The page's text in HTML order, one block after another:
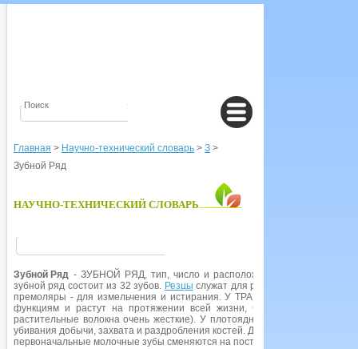
Главная > Научно-технический словарь > З >
Зубной Ряд
НАУЧНО-ТЕХНИЧЕСКИЙ СЛОВАРЬ
Зубной Ряд - ЗУБНОЙ РЯД, тип, число и расположение ЗУБОВ (см.
зубной ряд состоит из 32 зубов. Резцы служат для разрезания пищи,
премоляры - для измельчения и истирания. У ТРАВОЯДНЫХ животных
функциям и растут на протяжении всей жизни, чтобы
растительные волокна очень жесткие). У плотоядных имеется набор
убивания добычи, захвата и раздробления костей. Для плотоядных также
первоначальные молочные зубы сменяются на постоянные, которые